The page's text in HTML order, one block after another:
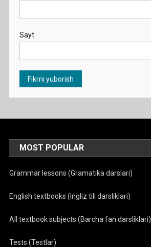
Sayt
MOST POPULAR
Grammar lessons (Gramatika darslari)
English textbooks (Ingliz tili darsliklari)
All textbook subjects (Barcha fan darsliklari)
Tests (Testlar)